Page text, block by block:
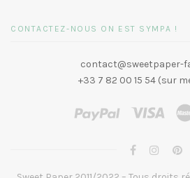
CONTACTEZ-NOUS ON EST SYMPA !
contact@sweetpaper-
+33 7 82 00 15 54 (sur